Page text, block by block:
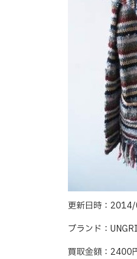
更新日時：
ブランド：
買取金額：2400